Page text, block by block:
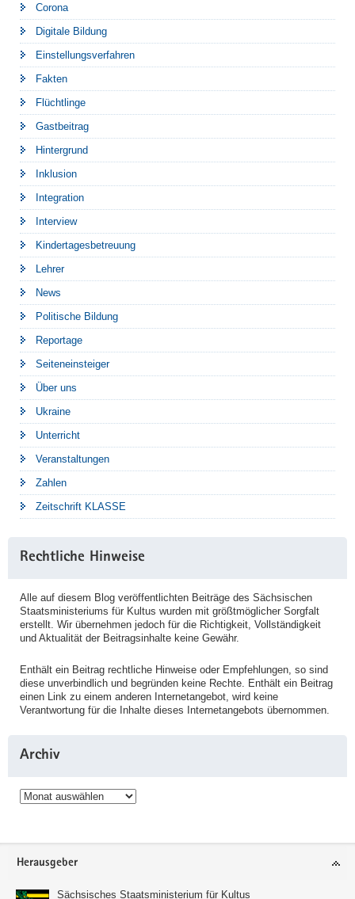
Corona
Digitale Bildung
Einstellungsverfahren
Fakten
Flüchtlinge
Gastbeitrag
Hintergrund
Inklusion
Integration
Interview
Kindertagesbetreuung
Lehrer
News
Politische Bildung
Reportage
Seiteneinsteiger
Über uns
Ukraine
Unterricht
Veranstaltungen
Zahlen
Zeitschrift KLASSE
Rechtliche Hinweise
Alle auf diesem Blog veröffentlichten Beiträge des Sächsischen
Staatsministeriums für Kultus wurden mit größtmöglicher Sorgfalt
erstellt. Wir übernehmen jedoch für die Richtigkeit, Vollständigkeit
und Aktualität der Beitragsinhalte keine Gewähr.
Enthält ein Beitrag rechtliche Hinweise oder Empfehlungen, so sind
diese unverbindlich und begründen keine Rechte. Enthält ein Beitrag
einen Link zu einem anderen Internetangebot, wird keine
Verantwortung für die Inhalte dieses Internetangebots übernommen.
Archiv
Archiv
Service
Herausgeber
Sächsisches Staatsministerium für Kultus